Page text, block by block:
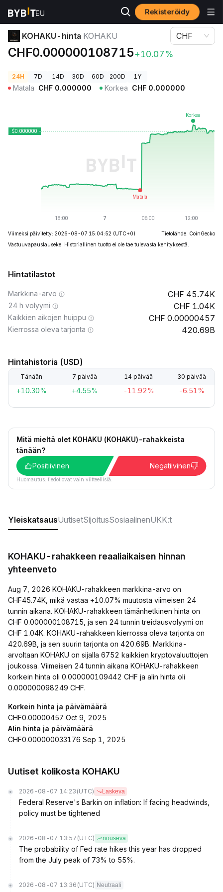
Rekisteröidy
Kryptohinnat KOHAKU-hinta KOHAKU
KOHAKU-hinta KOHAKU
CHF0.000000108715+10.07%
CHF
24H 7D 14D 30D 60D 200D 1Y
Matala CHF 0.000000 Korkea CHF 0.000000
Viimeksi päivitetty: 2026-08-07 15:04:52 (UTC+0)
Tietolähde: CoinGecko
Vastuuvapauslauseke: Historiallinen tuotto ei ole tae tulevasta kehityksestä.
Hintatilastot
Markkina-arvo 45.74K
24 h volyymi 1.04K
Kaikkien aikojen huippu 0.00000457
Kierrossa oleva tarjonta 420.69B
Hintahistoria (USD)
Tänään 7 päivää 14 päivää 30 päivää
+10.30% +4.55% -11.92% -6.51%
Mitä mieltä olet KOHAKU (KOHAKU)-rahakkeista
tänään?
Positiivinen
Negatiivinen
Huomautus: tiedot ovat vain viitteellisiä.
YleiskatsausUutisetSijoitusSosiaalinenUKK:t
KOHAKU-rahakkeen reaaliaikaisen hinnan
yhteenveto
Aug 7, 2026 KOHAKU-rahakkeen markkina-arvo on
CHF45.74K, mikä vastaa +10.07% muutosta viimeisen 24
tunnin aikana. KOHAKU-rahakkeen tämänhetkinen hinta on
CHF 0.000000108715, ja sen 24 tunnin treidausvolyymi on
CHF 1.04K. KOHAKU-rahakkeen kierrossa oleva tarjonta on
420.69B, ja sen suurin tarjonta on 420.69B. Markkina-
arvoltaan KOHAKU on sijalla 6752 kaikkien kryptovaluuttojen
joukossa. Viimeisen 24 tunnin aikana KOHAKU-rahakkeen
korkein hinta oli 0.000000109442 CHF ja alin hinta oli
0.000000098249 CHF.
Korkein hinta ja päivämäärä
CHF0.00000457 Oct 9, 2025
Alin hinta ja päivämäärä
CHF0.000000033176 Sep 1, 2025
Uutiset kolikosta KOHAKU
2026-08-07 14:23 (UTC) Laskeva
Federal Reserve's Barkin on inflation: If facing headwinds,
policy must be tightened
2026-08-07 13:57 (UTC) nouseva
The probability of Fed rate hikes this year has dropped
from the July peak of 73% to 55%.
2026-08-07 13:36 (UTC) Neutraali